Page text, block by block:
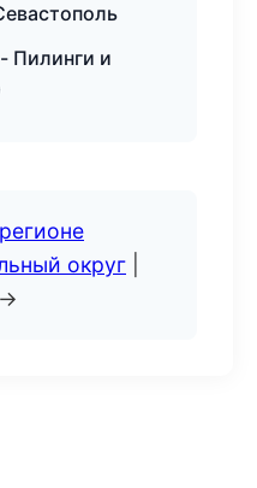
Пилинги и
округ
→